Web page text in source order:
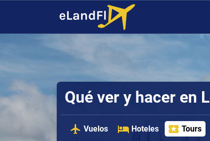
Qué ver y hacer en
Vuelos Hoteles Tours